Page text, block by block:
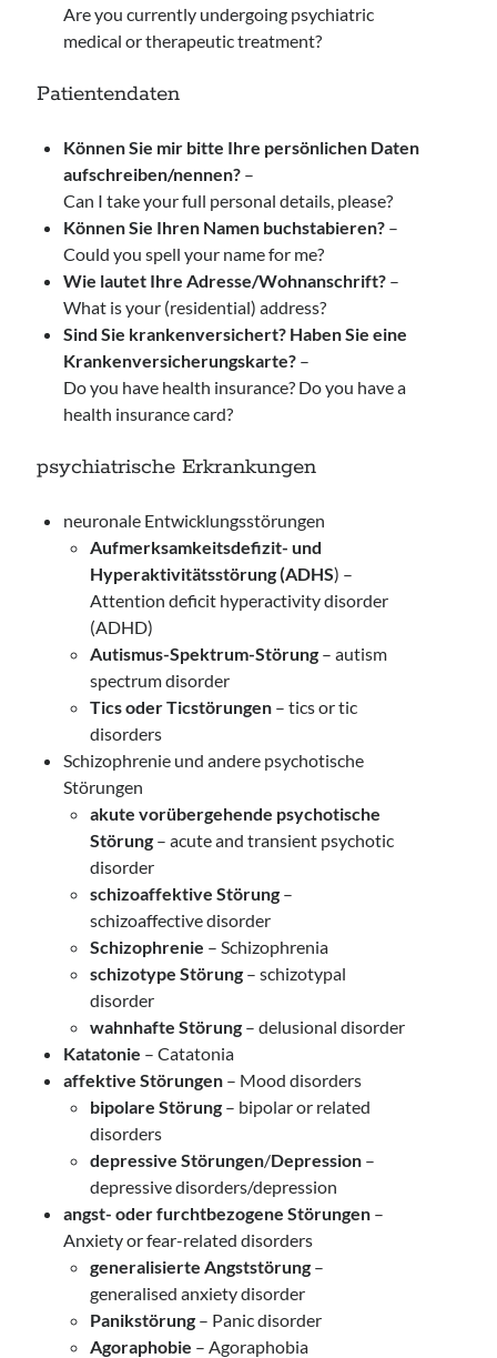
Are you currently undergoing psychiatric
medical or therapeutic treatment?
Patientendaten
Können Sie mir bitte Ihre persönlichen Daten
aufschreiben/nennen? –
Can I take your full personal details, please?
Können Sie Ihren Namen buchstabieren? –
Could you spell your name for me?
Wie lautet Ihre Adresse/Wohnanschrift? –
What is your (residential) address?
Sind Sie krankenversichert? Haben Sie eine
Krankenversicherungskarte? –
Do you have health insurance? Do you have a
health insurance card?
psychiatrische Erkrankungen
neuronale Entwicklungsstörungen
Aufmerksamkeitsdefizit- und
Hyperaktivitätsstörung (ADHS) –
Attention deficit hyperactivity disorder
(ADHD)
Autismus-Spektrum-Störung – autism
spectrum disorder
Tics oder Ticstörungen – tics or tic
disorders
Schizophrenie und andere psychotische
Störungen
akute vorübergehende psychotische
Störung – acute and transient psychotic
disorder
schizoaffektive Störung –
schizoaffective disorder
Schizophrenie – Schizophrenia
schizotype Störung – schizotypal
disorder
wahnhafte Störung – delusional disorder
Katatonie – Catatonia
affektive Störungen – Mood disorders
bipolare Störung – bipolar or related
disorders
depressive Störungen/Depression –
depressive disorders/depression
angst- oder furchtbezogene Störungen –
Anxiety or fear-related disorders
generalisierte Angststörung –
generalised anxiety disorder
Panikstörung – Panic disorder
Agoraphobie – Agoraphobia